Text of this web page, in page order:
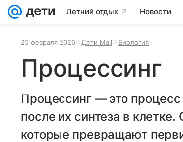
Летний отдых Новости
25 февраля 2026 Дети Mail Биология
Процессинг
Процессинг — это
после их синтеза в
которые превращают